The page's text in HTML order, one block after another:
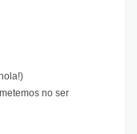
no ser